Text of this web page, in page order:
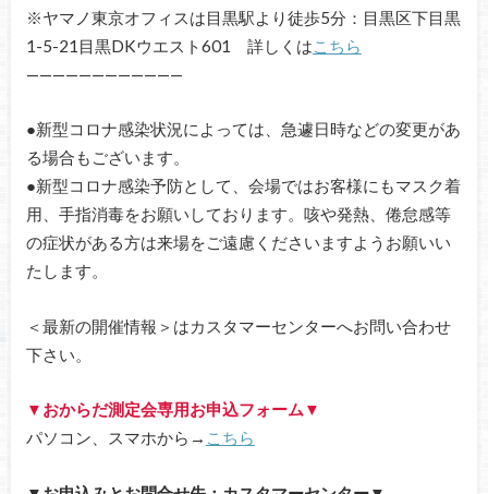
※ヤマノ東京オフィスは目黒駅より徒歩5分：目黒区下目黒
1-5-21目黒DKウエスト601 詳しくはこちら
————————————
●新型コロナ感染状況によっては、急遽日時などの変更があ
る場合もございます。
●新型コロナ感染予防として、会場ではお客様にもマスク着
用、手指消毒をお願いしております。咳や発熱、倦怠感等
の症状がある方は来場をご遠慮くださいますようお願いい
たします。
＜最新の開催情報＞はカスタマーセンターへお問い合わせ
下さい。
▼おからだ測定会専用お申込フォーム▼
パソコン、スマホから→ こちら